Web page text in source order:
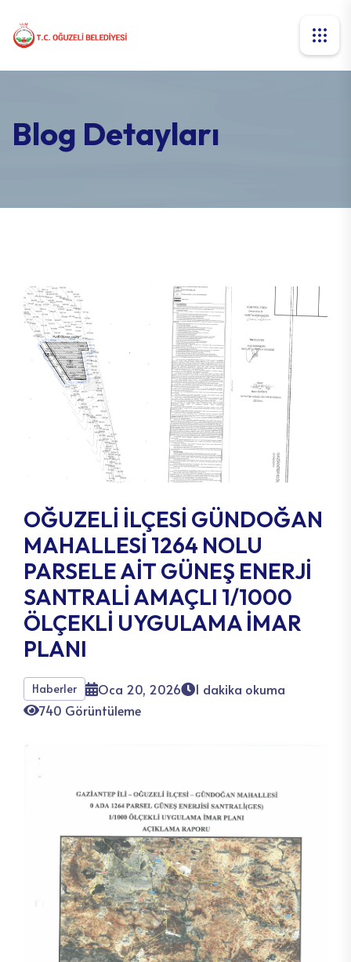
Blog Detayları
OĞUZELİ İLÇESİ GÜNDOĞAN
MAHALLESİ 1264 NOLU
PARSELE AİT GÜNEŞ ENERJİ
SANTRALİ AMAÇLI 1/1000
ÖLÇEKLİ UYGULAMA İMAR
PLANI
Haberler Oca 20, 2026
1 dakika okuma
740 Görüntüleme